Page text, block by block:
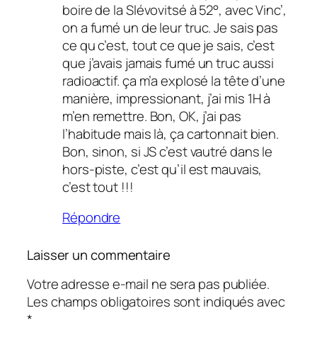
boire de la Slévovitsé à 52°, avec Vinc’,
on a fumé un de leur truc. Je sais pas
ce qu c’est, tout ce que je sais, c’est
que j’avais jamais fumé un truc aussi
radioactif. ça m’a explosé la tête d’une
manière, impressionant, j’ai mis 1H à
m’en remettre. Bon, OK, j’ai pas
l’habitude mais là, ça cartonnait bien.
Bon, sinon, si JS c’est vautré dans le
hors-piste, c’est qu’il est mauvais,
c’est tout !!!
Répondre
Laisser un commentaire
Votre adresse e-mail ne sera pas publiée.
Les champs obligatoires sont indiqués avec
*